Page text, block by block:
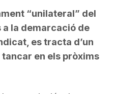
“unilateral” del
la demarcació de
es tracta d’un
en els pròxims